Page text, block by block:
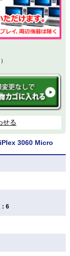
せる
3060 Micro
6